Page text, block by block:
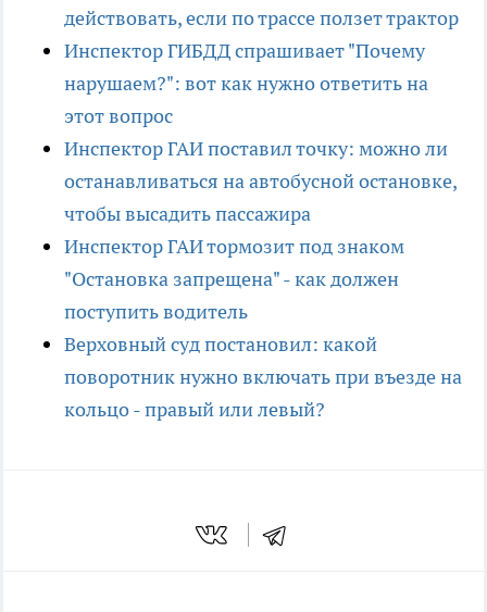
действовать, если по трассе ползет трактор
Инспектор ГИБДД спрашивает "Почему
нарушаем?": вот как нужно ответить на
этот вопрос
Инспектор ГАИ поставил точку: можно ли
останавливаться на автобусной остановке,
чтобы высадить пассажира
Инспектор ГАИ тормозит под знаком
"Остановка запрещена" - как должен
поступить водитель
Верховный суд постановил: какой
поворотник нужно включать при въезде на
кольцо - правый или левый?